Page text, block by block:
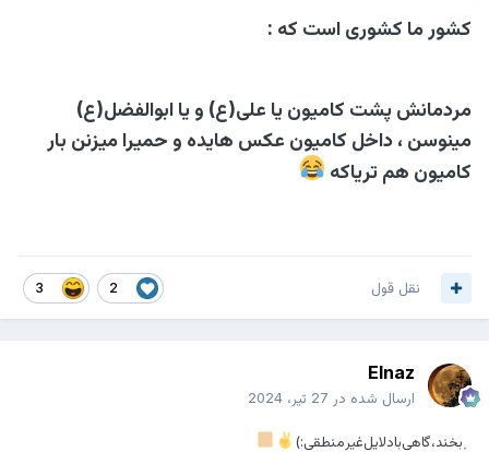
کشور ما کشوری است که :
مردمانش پشت کامیون یا علی(ع) و یا ابوالفضل(ع)
مینوسن ، داخل کامیون عکس هایده و حمیرا میزنن بار
کامیون هم تریاکه
2
3 نقل قول
Elnaz
ارسال شده در 27 تیر، 2024
﮼بخند،گاهی‌با‌دلایل‌غیر‌منطقی:)